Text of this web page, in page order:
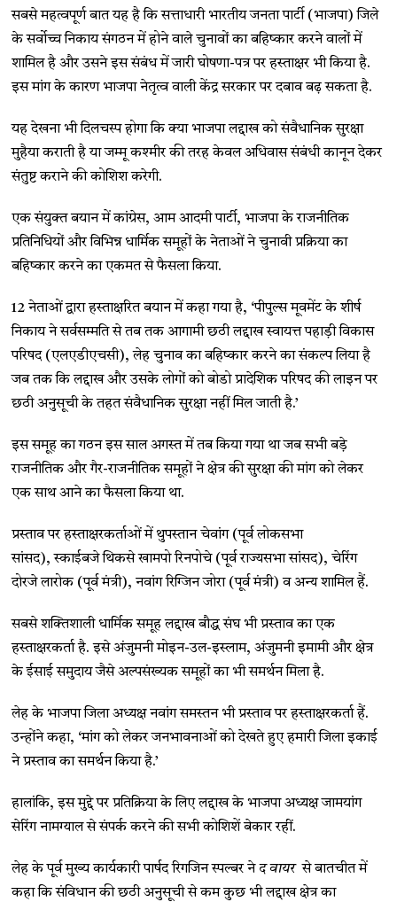
सबसे महत्वपूर्ण बात यह है कि सत्ताधारी भारतीय जनता पार्टी (भाजपा) जिले
के सर्वोच्च निकाय संगठन में होने वाले चुनावों का बहिष्कार करने वालों में
शामिल है और उसने इस संबंध में जारी घोषणा-पत्र पर हस्ताक्षर भी किया है.
इस मांग के कारण भाजपा नेतृत्व वाली केंद्र सरकार पर दबाव बढ़ सकता है.
यह देखना भी दिलचस्प होगा कि क्या भाजपा लद्दाख को संवैधानिक सुरक्षा
मुहैया कराती है या जम्मू कश्मीर की तरह केवल अधिवास संबंधी कानून देकर
संतुष्ट कराने की कोशिश करेगी.
एक संयुक्त बयान में कांग्रेस, आम आदमी पार्टी, भाजपा के राजनीतिक
प्रतिनिधियों और विभिन्न धार्मिक समूहों के नेताओं ने चुनावी प्रक्रिया का
बहिष्कार करने का एकमत से फैसला किया.
12 नेताओं द्वारा हस्ताक्षरित बयान में कहा गया है, ‘पीपुल्स मूवमेंट के शीर्ष
निकाय ने सर्वसम्मति से तब तक आगामी छठी लद्दाख स्वायत्त पहाड़ी विकास
परिषद (एलएडीएचसी), लेह चुनाव का बहिष्कार करने का संकल्प लिया है
जब तक कि लद्दाख और उसके लोगों को बोडो प्रादेशिक परिषद की लाइन पर
छठी अनुसूची के तहत संवैधानिक सुरक्षा नहीं मिल जाती है.’
इस समूह का गठन इस साल अगस्त में तब किया गया था जब सभी बड़े
राजनीतिक और गैर-राजनीतिक समूहों ने क्षेत्र की सुरक्षा की मांग को लेकर
एक साथ आने का फैसला किया था.
प्रस्ताव पर हस्ताक्षरकर्ताओं में थुपस्तान चेवांग (पूर्व लोकसभा
सांसद), स्काईबजे थिकसे खामपो रिनपोचे (पूर्व राज्यसभा सांसद), चेरिंग
दोरजे लारोक (पूर्व मंत्री), नवांग रिग्जिन जोरा (पूर्व मंत्री) व अन्य शामिल हैं.
सबसे शक्तिशाली धार्मिक समूह लद्दाख बौद्ध संघ भी प्रस्ताव का एक
हस्ताक्षरकर्ता है. इसे अंजुमनी मोइन-उल-इस्लाम, अंजुमनी इमामी और क्षेत्र
के ईसाई समुदाय जैसे अल्पसंख्यक समूहों का भी समर्थन मिला है.
लेह के भाजपा जिला अध्यक्ष नवांग समस्तन भी प्रस्ताव पर हस्ताक्षरकर्ता हैं.
उन्होंने कहा, ‘मांग को लेकर जनभावनाओं को देखते हुए हमारी जिला इकाई
ने प्रस्ताव का समर्थन किया है.’
हालांकि, इस मुद्दे पर प्रतिक्रिया के लिए लद्दाख के भाजपा अध्यक्ष जामयांग
सेरिंग नामग्याल से संपर्क करने की सभी कोशिशें बेकार रहीं.
लेह के पूर्व मुख्य कार्यकारी पार्षद रिगजिन स्पल्बर नेद वायर से बातचीत में
कहा कि संविधान की छठी अनुसूची से कम कुछ भी लद्दाख क्षेत्र का